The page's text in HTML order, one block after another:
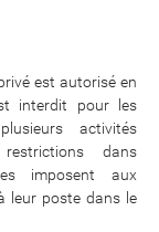
est autorisé en
interdit pour les
activités
dans
imposent aux
leur poste dans le